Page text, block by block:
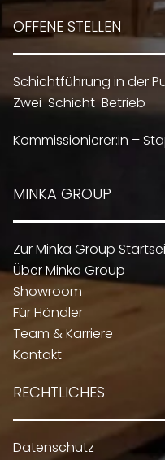
OFFENE STELLEN
Schichtführung in der
Zwei-Schicht-Betrieb
Kommissionierer:in –
MINKA GROUP
Zur Minka Group
Über Minka Group
Showroom
Für Händler
Team & Karriere
Kontakt
RECHTLICHES
Datenschutz